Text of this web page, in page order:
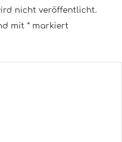
nicht veröffentlicht.
mit * markiert